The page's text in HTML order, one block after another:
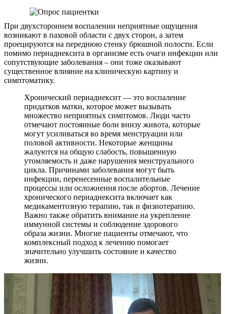
При двухстороннем воспалении неприятные ощущения
возникают в паховой области с двух сторон, а затем
проецируются на переднюю стенку брюшной полости. Если
помимо периаднексита в организме есть очаги инфекции или
сопутствующие заболевания – они тоже оказывают
существенное влияние на клиническую картину и
симптоматику.
Хронический периаднексит — это воспаление
придатков матки, которое может вызывать
множество неприятных симптомов. Люди часто
отмечают постоянные боли внизу живота, которые
могут усиливаться во время менструации или
половой активности. Некоторые женщины
жалуются на общую слабость, повышенную
утомляемость и даже нарушения менструального
цикла. Причинами заболевания могут быть
инфекции, перенесенные воспалительные
процессы или осложнения после абортов. Лечение
хронического периаднексита включает как
медикаментозную терапию, так и физиотерапию.
Важно также обратить внимание на укрепление
иммунной системы и соблюдение здорового
образа жизни. Многие пациенты отмечают, что
комплексный подход к лечению помогает
значительно улучшить состояние и качество
жизни.